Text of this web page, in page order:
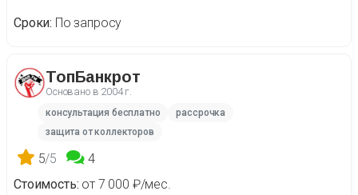
Сроки По запросу
ТопБанкрот
Основано в 2004 г.
консультация бесплатно
рассрочка
защита от коллекторов
5/5
4
Стоимость от 7 000 ₽/мес.